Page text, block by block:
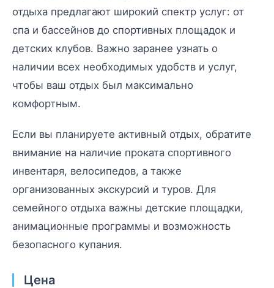
отдыха предлагают широкий спектр услуг: от
спа и бассейнов до спортивных площадок и
детских клубов. Важно заранее узнать о
наличии всех необходимых удобств и услуг,
чтобы ваш отдых был максимально
комфортным.
Если вы планируете активный отдых, обратите
внимание на наличие проката спортивного
инвентаря, велосипедов, а также
организованных экскурсий и туров. Для
семейного отдыха важны детские площадки,
анимационные программы и возможность
безопасного купания.
Цена